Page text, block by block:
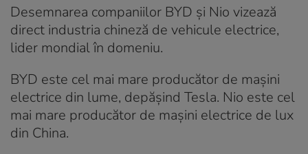
Desemnarea companiilor BYD și Nio vizează
direct industria chineză de vehicule electrice,
lider mondial în domeniu.
BYD este cel mai mare producător de mașini
electrice din lume, depășind Tesla. Nio este cel
mai mare producător de mașini electrice de lux
din China.